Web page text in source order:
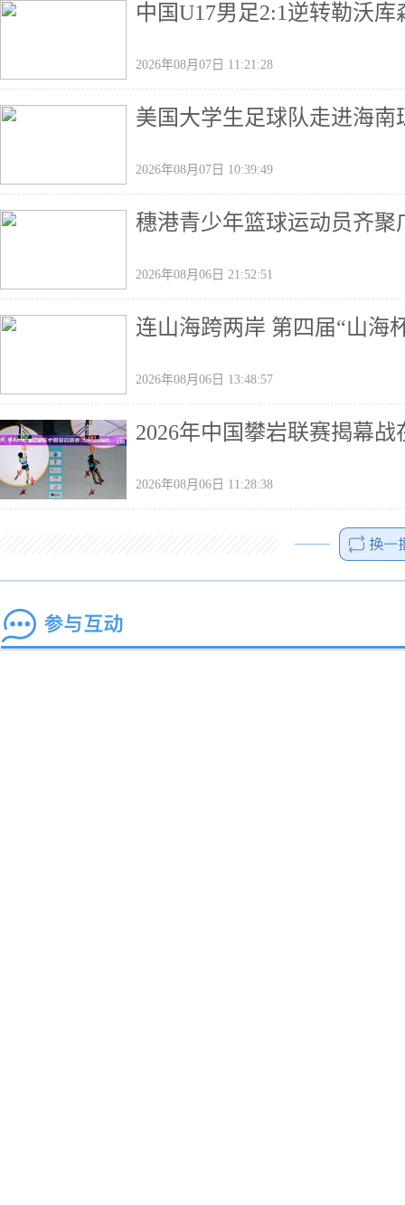
中国U17男足2:1逆转勒沃
2026年08月07日 11:21:28
美国大学生足球队走进海
2026年08月07日 10:39:49
穗港青少年篮球运动员齐聚
2026年08月06日 21:52:51
连山海跨两岸 第四届“山海
2026年08月06日 13:48:57
2026年中国攀岩联赛揭幕
2026年08月06日 11:28:38